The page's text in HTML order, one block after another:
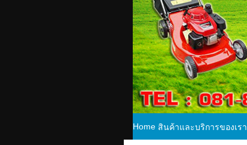
Home สินค้าและบริการของเรา